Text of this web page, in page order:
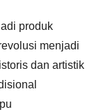
produk
menjadi
dan artistik